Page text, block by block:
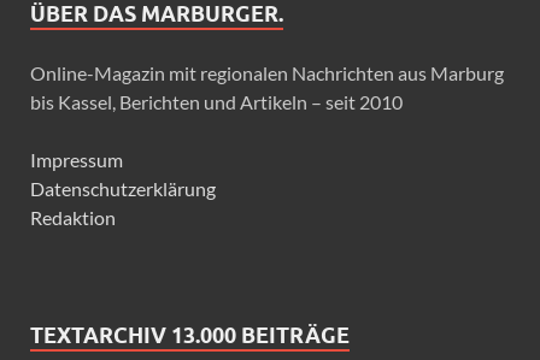
ÜBER DAS MARBURGER.
Online-Magazin mit regionalen Nachrichten aus Marburg
bis Kassel, Berichten und Artikeln – seit 2010
Impressum
Datenschutzerklärung
Redaktion
TEXTARCHIV 13.000 BEITRÄGE